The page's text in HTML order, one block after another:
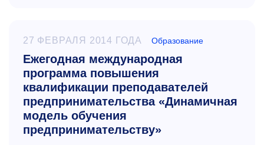
27 ФЕВРАЛЯ 2014 ГОДА Образование
Ежегодная международная
программа повышения
квалификации преподавателей
предпринимательства «Динамичная
модель обучения
предпринимательству»